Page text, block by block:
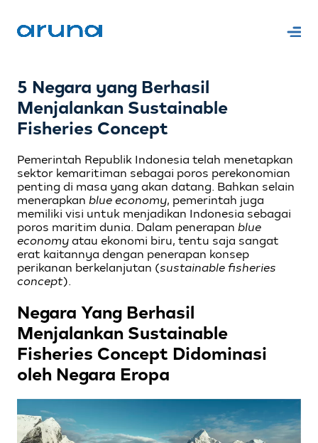
5 Negara yang Berhasil
Menjalankan Sustainable
Fisheries Concept
Pemerintah Republik Indonesia telah menetapkan
sektor kemaritiman sebagai poros perekonomian
penting di masa yang akan datang. Bahkan selain
menerapkan blue economy, pemerintah juga
memiliki visi untuk menjadikan Indonesia sebagai
poros maritim dunia. Dalam penerapan blue
economy atau ekonomi biru, tentu saja sangat
erat kaitannya dengan penerapan konsep
perikanan berkelanjutan (sustainable fisheries
concept).
Negara Yang Berhasil
Menjalankan Sustainable
Fisheries Concept Didominasi
oleh Negara Eropa